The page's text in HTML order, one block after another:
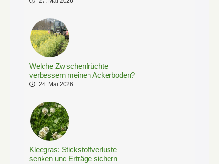
Welche Zwischenfrüchte
verbessern meinen Ackerboden?
24. Mai 2026
Kleegras: Stickstoffverluste
senken und Erträge sichern